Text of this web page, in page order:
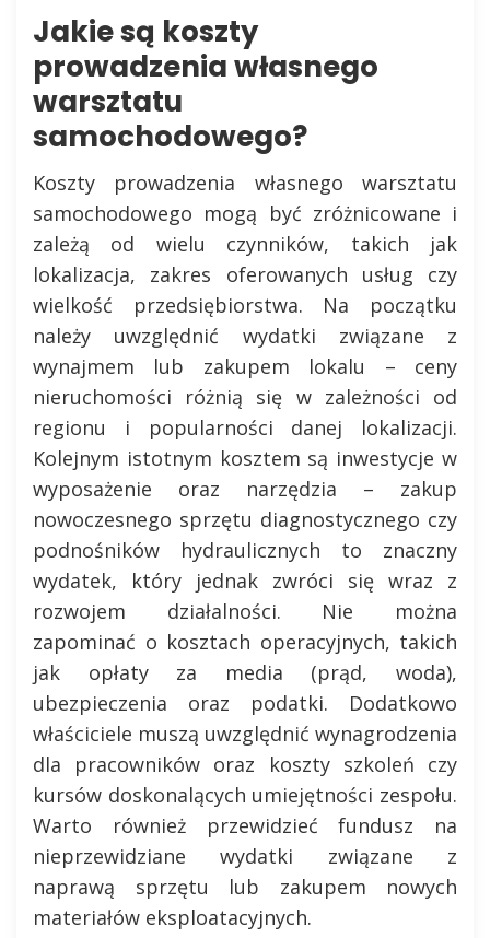
Jakie są koszty
prowadzenia własnego
warsztatu
samochodowego?
Koszty prowadzenia własnego warsztatu
samochodowego mogą być zróżnicowane i
zależą od wielu czynników, takich jak
lokalizacja, zakres oferowanych usług czy
wielkość przedsiębiorstwa. Na początku
należy uwzględnić wydatki związane z
wynajmem lub zakupem lokalu – ceny
nieruchomości różnią się w zależności od
regionu i popularności danej lokalizacji.
Kolejnym istotnym kosztem są inwestycje w
wyposażenie oraz narzędzia – zakup
nowoczesnego sprzętu diagnostycznego czy
podnośników hydraulicznych to znaczny
wydatek, który jednak zwróci się wraz z
rozwojem działalności. Nie można
zapominać o kosztach operacyjnych, takich
jak opłaty za media (prąd, woda),
ubezpieczenia oraz podatki. Dodatkowo
właściciele muszą uwzględnić wynagrodzenia
dla pracowników oraz koszty szkoleń czy
kursów doskonalących umiejętności zespołu.
Warto również przewidzieć fundusz na
nieprzewidziane wydatki związane z
naprawą sprzętu lub zakupem nowych
materiałów eksploatacyjnych.